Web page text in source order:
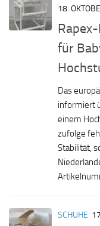
18.
für
Das
informiert
einem
zufolge
Stabilität,
SCHUHE